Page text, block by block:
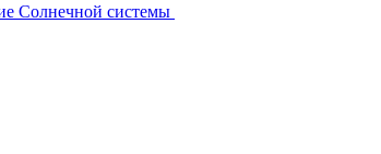
Солнечной системы